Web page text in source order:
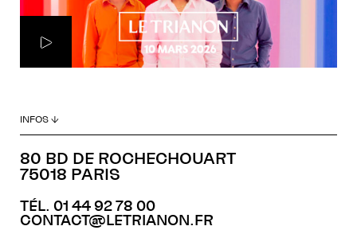
INFOS ↓
80 BD DE ROCHECHOUART
75018 PARIS
TÉL. 01 44 92 78 00
CONTACT@LETRIANON.FR